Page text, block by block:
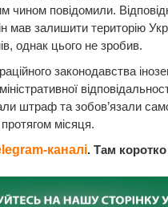
чином повідомили.
мав залишити територію
однак цього не зробив.
законодавства
штраф та зобов’язали
місяця.
каналі. Там коротко